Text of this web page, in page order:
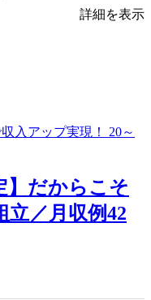
詳細を表示
】だからこそ
／月収例42